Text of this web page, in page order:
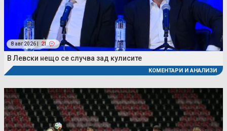
8 авг 2026 | 21
В Левски нещо се случва зад кулисите
КОМЕНТАРИ И АНАЛИЗИ